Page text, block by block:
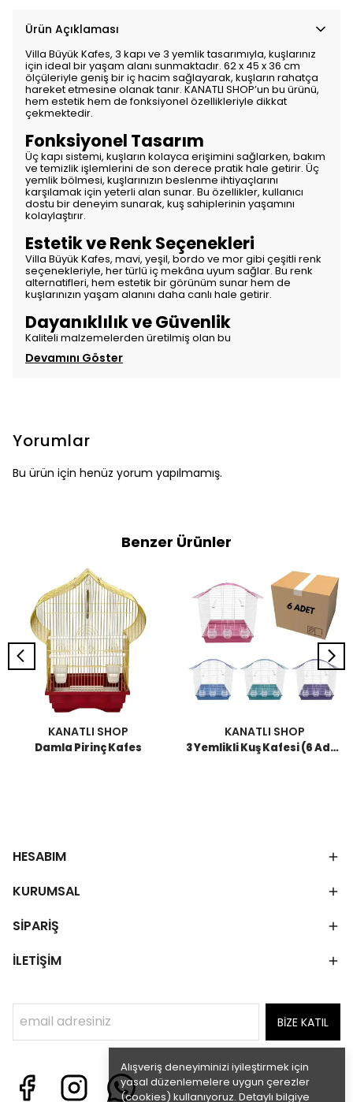
Alışveriş deneyiminizi iyileştirmek için
yasal düzenlemelere uygun çerezler
(cookies) kullanıyoruz. Detaylı bilgiye
Ürün Açıklaması
Villa Büyük Kafes, 3 kapı ve 3 yemlik tasarımıyla, kuşlarınız
için ideal bir yaşam alanı sunmaktadır. 62 x 45 x 36 cm
ölçüleriyle geniş bir iç hacim sağlayarak, kuşların rahatça
hareket etmesine olanak tanır. KANATLI SHOP’un bu ürünü,
hem estetik hem de fonksiyonel özellikleriyle dikkat
çekmektedir.
Fonksiyonel Tasarım
Üç kapı sistemi, kuşların kolayca erişimini sağlarken, bakım
ve temizlik işlemlerini de son derece pratik hale getirir. Üç
yemlik bölmesi, kuşlarınızın beslenme ihtiyaçlarını
karşılamak için yeterli alan sunar. Bu özellikler, kullanıcı
dostu bir deneyim sunarak, kuş sahiplerinin yaşamını
kolaylaştırır.
Estetik ve Renk Seçenekleri
Villa Büyük Kafes, mavi, yeşil, bordo ve mor gibi çeşitli renk
seçenekleriyle, her türlü iç mekâna uyum sağlar. Bu renk
alternatifleri, hem estetik bir görünüm sunar hem de
kuşlarınızın yaşam alanını daha canlı hale getirir.
Dayanıklılık ve Güvenlik
Kaliteli malzemelerden üretilmiş olan bu
Devamını Göster
Yorumlar
Bu ürün için henüz yorum yapılmamış.
Benzer Ürünler
KANATLI SHOP
Damla Pirinç Kafes
KANATLI SHOP
3 Yemlikli Kuş Kafesi (6 Adet)
HESABIM
KURUMSAL
SİPARİŞ
İLETİŞİM
BİZE KATIL